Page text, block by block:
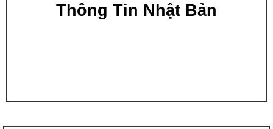
Thông Tin Nhật Bản